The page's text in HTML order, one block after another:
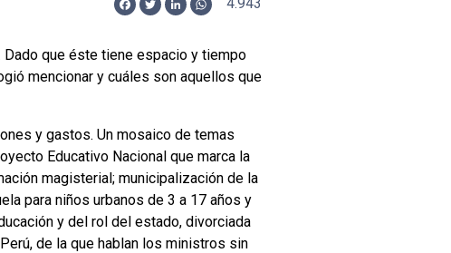
Facebook
TwitterLinkedInWhatsApp
4.943
que éste tiene espacio y tiempo
mencionar y cuáles son aquellos que
y gastos. Un mosaico de temas
Educativo Nacional que marca la
magisterial; municipalización de la
para niños urbanos de 3 a 17 años y
y del rol del estado, divorciada
de la que hablan los ministros sin